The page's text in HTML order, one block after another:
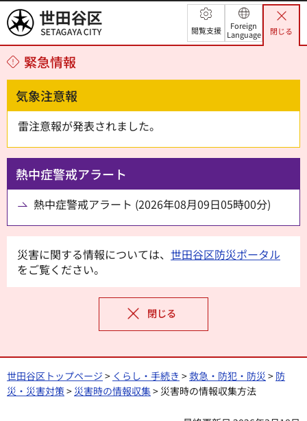
世田谷区 閲覧支援
Foreign
Language
閉じる
緊急情報
気象注意報
雷注意報が発表されました。
熱中症警戒アラート
熱中症警戒アラート (2026年08月09日05時00分)
災害に関する情報については、 世田谷区防災ポータル
をご覧ください。
閉じる
世田谷区トップページ > くらし・手続き >救急・防犯・防災 > 防
災・災害対策> 災害時の情報収集> 災害時の情報収集方法